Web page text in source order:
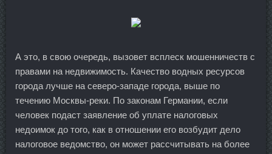
А это, в свою очередь, вызовет всплеск мошенничеств с
правами на недвижимость. Качество водных ресурсов
города лучше на северо-западе города, выше по
течению Москвы-реки. По законам Германии, если
человек подаст заявление об уплате налоговых
недоимок до того, как в отношении его возбудит дело
налоговое ведомство, он может рассчитывать на более